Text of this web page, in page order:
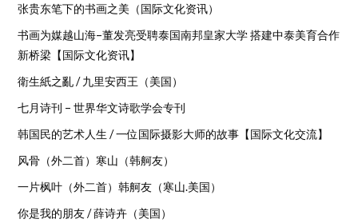
张贵东笔下的书画之美（国际文化资讯）
书画为媒越山海–董发亮受聘泰国南邦皇家大学 搭建中泰美育合作
新桥梁【国际文化资讯】
衛生紙之亂 / 九里安西王（美国）
七月诗刊 – 世界华文诗歌学会专刊
韩国民的艺术人生 / 一位国际摄影大师的故事【国际文化交流】
风骨（外二首）寒山（韩舸友）
一片枫叶（外二首）韩舸友（寒山.美国）
你是我的朋友 / 薛诗卉（美国）